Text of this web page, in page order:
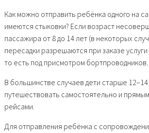
Как можно отправить ребёнка одного на
имеются стыковки? Если возраст
пассажира от 8 до 14 лет (в некоторых
пересадки разрешаются при заказе
то есть под присмотром бортпроводников.
В большинстве случаев дети старше 12–14
путешествовать самостоятельно и
рейсами.
Для отправления ребёнка с